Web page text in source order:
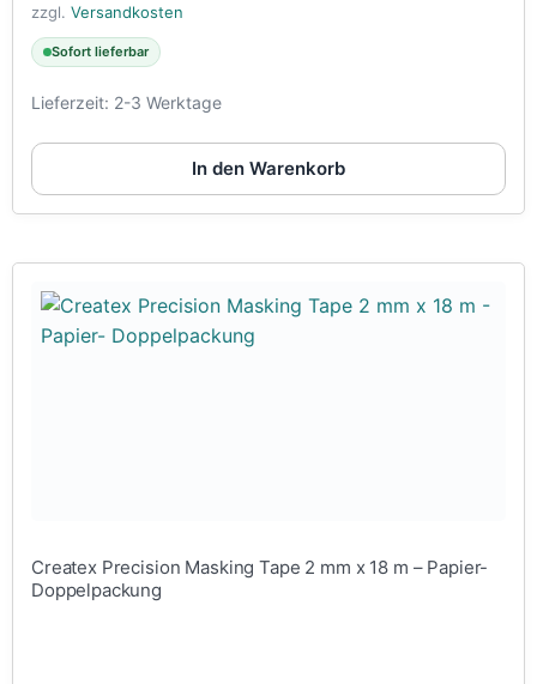
zzgl. Versandkosten
Sofort lieferbar
Lieferzeit: 2-3 Werktage
In den Warenkorb
Createx Precision Masking Tape 2 mm x 18 m – Papier-
Doppelpackung